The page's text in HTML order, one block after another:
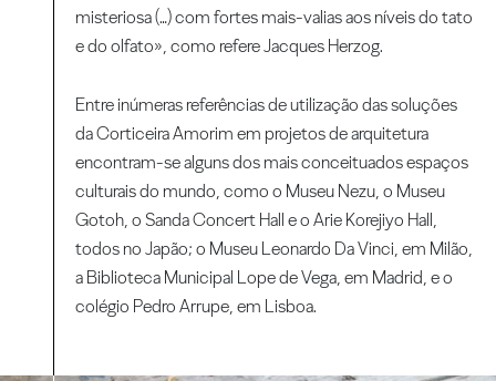
misteriosa (…) com fortes mais-valias aos níveis do tato
e do olfato», como refere Jacques Herzog.
Entre inúmeras referências de utilização das soluções
da Corticeira Amorim em projetos de arquitetura
encontram-se alguns dos mais conceituados espaços
culturais do mundo, como o Museu Nezu, o Museu
Gotoh, o Sanda Concert Hall e o Arie Korejiyo Hall,
todos no Japão; o Museu Leonardo Da Vinci, em Milão,
a Biblioteca Municipal Lope de Vega, em Madrid, e o
colégio Pedro Arrupe, em Lisboa.